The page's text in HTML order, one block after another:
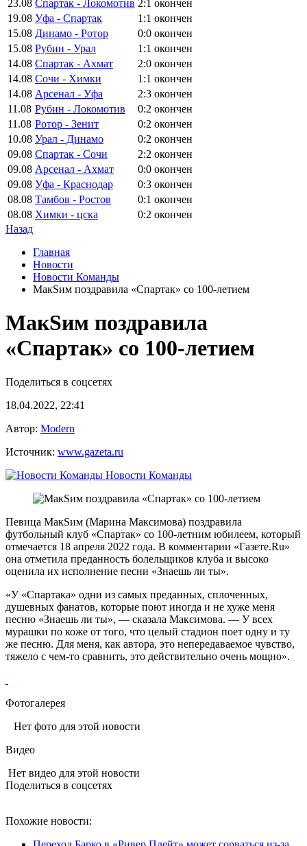
23.08 Спартак - Локомотив 2:1 окончен
19.08 Уфа - Спартак 1:1 окончен
15.08 Динамо - Ротор 0:0 окончен
15.08 Рубин - Урал 1:1 окончен
14.08 Спартак - Ахмат 2:0 окончен
14.08 Сочи - Химки 1:1 окончен
14.08 Арсенал - Уфа 2:3 окончен
11.08 Рубин - Локомотив 0:2 окончен
11.08 Ротор - Зенит 0:2 окончен
10.08 Урал - Динамо 0:2 окончен
09.08 Спартак - Сочи 2:2 окончен
09.08 Арсенал - Ахмат 0:0 окончен
09.08 Уфа - Краснодар 0:3 окончен
08.08 Тамбов - Ростов 0:1 окончен
08.08 Химки - цска 0:2 окончен
Назад
Главная
Новости
Новости Команды
МакSим поздравила «Спартак» со 100-летием
МакSим поздравила
«Спартак» со 100-летием
Поделиться в соцсетях
18.04.2022, 22:41
Автор: Modern
Источник: www.gazeta.ru
Новости Команды
Певица МакSим (Марина Максимова) поздравила
футбольный клуб «Спартак» со 100-летним юбилеем, который
отмечается 18 апреля 2022 года. В комментарии «Газете.Ru»
она отметила преданность болельщиков клуба и высоко
оценила их исполнение песни «Знаешь ли ты».
«У «Спартака» одни из самых преданных, сплоченных,
душевных фанатов, которые поют иногда и не хуже меня
песню «Знаешь ли ты», — сказала Максимова. — У всех
мурашки по коже от того, что целый стадион поет одну и ту
же песню. Для меня, как автора, это непередаваемое чувство,
тяжело с чем-то сравнить, это действительно очень мощно».
Фотогалерея
Нет фото для этой новости
Видео
Нет видео для этой новости
Поделиться в соцсетях
Похожие новости: